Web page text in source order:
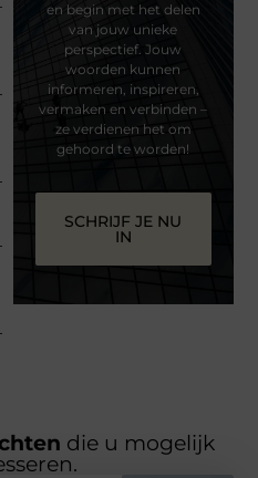
en begin met het delen
van jouw unieke
perspectief. Jouw
woorden kunnen
informeren, inspireren,
vermaken en verbinden –
ze verdienen het om
gehoord te worden!
SCHRIJF JE NU
IN
die u mogelijk